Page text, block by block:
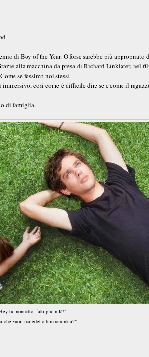
di Boy of the Year. O forse sarebbe più
alla macchina da presa di Richard Linklater, nel
se fossimo noi stessi.
così come è difficile dire se e come il
di famiglia.
tu, nonnetto, fatti più in là!"
che vuoi, maledetto bimbominkia?"